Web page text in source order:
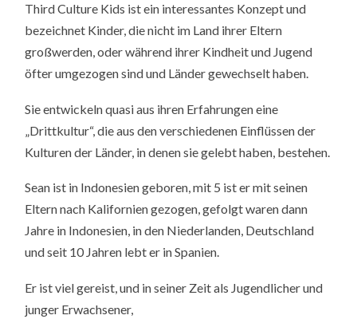
Third Culture Kids ist ein interessantes Konzept und
bezeichnet Kinder, die nicht im Land ihrer Eltern
großwerden, oder während ihrer Kindheit und Jugend
öfter umgezogen sind und Länder gewechselt haben.
Sie entwickeln quasi aus ihren Erfahrungen eine
„Drittkultur“, die aus den verschiedenen Einflüssen der
Kulturen der Länder, in denen sie gelebt haben, bestehen.
Sean ist in Indonesien geboren, mit 5 ist er mit seinen
Eltern nach Kalifornien gezogen, gefolgt waren dann
Jahre in Indonesien, in den Niederlanden, Deutschland
und seit 10 Jahren lebt er in Spanien.
Er ist viel gereist, und in seiner Zeit als Jugendlicher und
junger Erwachsener,